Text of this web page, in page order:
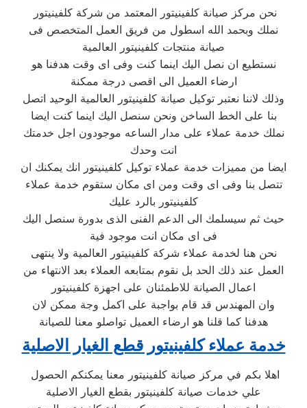
نملك وبحمد الله اسطول من فريق العمل المتخصص فى
صيانة منتجات كلفينيتور العالمية
نستطيع ان نصل اليك اينما كنت وفى اى وقت هدفنا هو
ارضاء العميل الى اقصى درجة ممكنة
وذلك لاننا نعتبر توكيل صيانة كلفينيتور العالمية الوحيد اتصل
بنا على الخط الساخن ونحن سنصل اليك اينما كنت ايضا
نملك خدمة عملاء على مدار الساعه موجودون اجل خدمتك
انت وحدك
ايضا من مميزات خدمة عملاء توكيل كلفينيتور انك يمكنك ان
تتصل بنا وفى اى وقت ومن اى مكان ستقوم خدمة عملاء
كلفينيتور بالرد عليك
حيث ثم سيسلمك الى الدعم الفنى الذى بدورة سنصل اليك
فى اى مكان انت موجود فية
نحن هنا لخدمة عملاء شركة كلفينيتور العالمية ولا ينتهى
العمل عند ذلك الحد بل نقوم بمتابعه العملاء بعد الانتهاء من
اعمال الصيانة للاطمئنان على اجهزة كلفينيتور
وان المهندس قد قام بواجبة على اكمل وجة ممكن لان
هدفنا كما قلنا هو ارضاء العميل تواصلو معنا للصيانة
خدمة عملاء كلفينيتور قطع الغيار الاصلية
علي خدمات صيانة كلفينيتور بقطع الغيار الاصلية